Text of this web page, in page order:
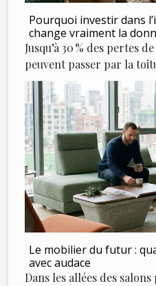
Pourquoi investir dans
change vraiment la
Jusqu’à 30 % des pertes
peuvent passer par la
Le mobilier du futur :
avec audace
Dans les allées des